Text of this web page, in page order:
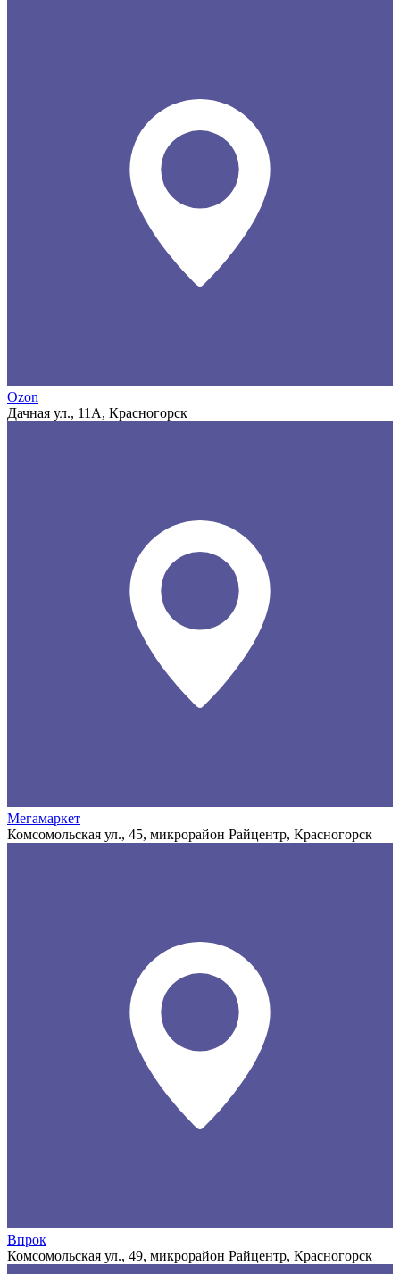
Ozon
Дачная ул., 11А, Красногорск
Мегамаркет
Комсомольская ул., 45, микрорайон Райцентр, Красногорск
Впрок
Комсомольская ул., 49, микрорайон Райцентр, Красногорск